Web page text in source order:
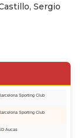
Sergio
Sporting Club
Sporting Club
Aucas